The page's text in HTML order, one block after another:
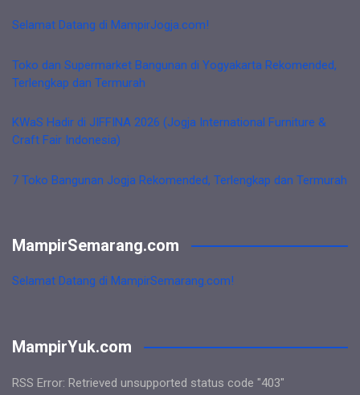
Selamat Datang di MampirJogja.com!
Toko dan Supermarket Bangunan di Yogyakarta Rekomended,
Terlengkap dan Termurah
KWaS Hadir di JIFFINA 2026 (Jogja International Furniture &
Craft Fair Indonesia)
7 Toko Bangunan Jogja Rekomended, Terlengkap dan Termurah
MampirSemarang.com
Selamat Datang di MampirSemarang.com!
MampirYuk.com
RSS Error: Retrieved unsupported status code "403"